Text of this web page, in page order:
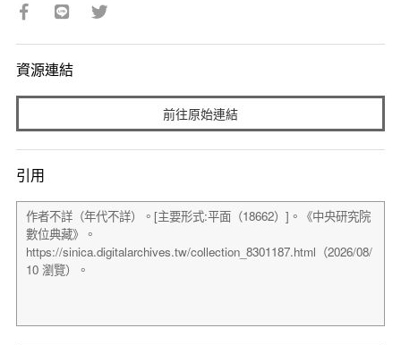
資源連結
前往原始連結
引用